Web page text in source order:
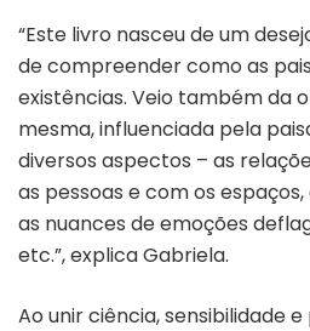
“Este livro nasceu de um
de compreender como as
existências. Veio também da
mesma, influenciada pela
diversos aspectos – as
as pessoas e com os
as nuances de emoções
etc.”, explica Gabriela.
Ao unir ciência, sensibilidade e